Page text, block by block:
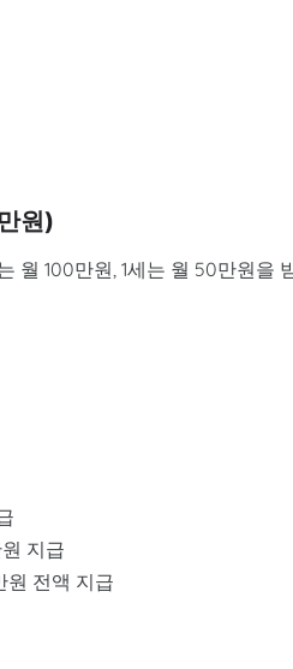
원)
월 100만원, 1세는 월 50만원을
지급
원 전액 지급